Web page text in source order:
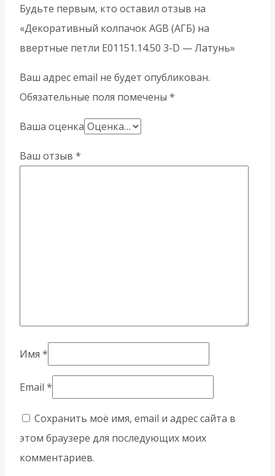
Будьте первым, кто оставил отзыв на
«Декоративный колпачок AGB (АГБ) на
ввертные петли E01151.14.50 3-D — Латунь»
Ваш адрес email не будет опубликован.
Обязательные поля помечены *
Ваша оценка
Ваш отзыв *
Имя *
Email *
Сохранить моё имя, email и адрес сайта в
этом браузере для последующих моих
комментариев.